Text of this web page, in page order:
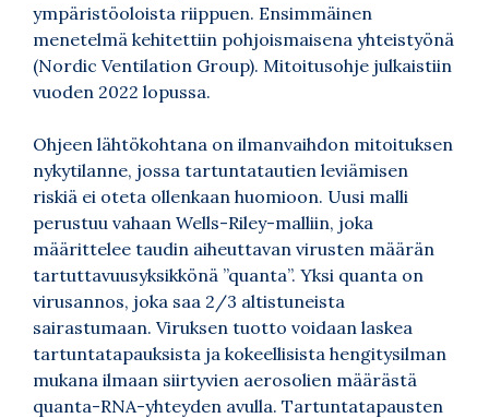
ympäristöoloista riippuen. Ensimmäinen
menetelmä kehitettiin pohjoismaisena yhteistyönä
(Nordic Ventilation Group). Mitoitusohje julkaistiin
vuoden 2022 lopussa.
Ohjeen lähtökohtana on ilmanvaihdon mitoituksen
nykytilanne, jossa tartuntatautien leviämisen
riskiä ei oteta ollenkaan huomioon. Uusi malli
perustuu vahaan Wells-Riley-malliin, joka
määrittelee taudin aiheuttavan virusten määrän
tartuttavuusyksikkönä ”quanta”. Yksi quanta on
virusannos, joka saa 2/3 altistuneista
sairastumaan. Viruksen tuotto voidaan laskea
tartuntatapauksista ja kokeellisista hengitysilman
mukana ilmaan siirtyvien aerosolien määrästä
quanta-RNA-yhteyden avulla. Tartuntatapausten